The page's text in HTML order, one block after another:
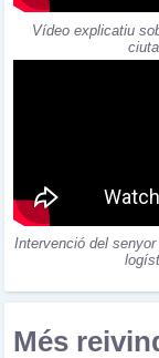
Vídeo explicatiu
Intervenció del
Més